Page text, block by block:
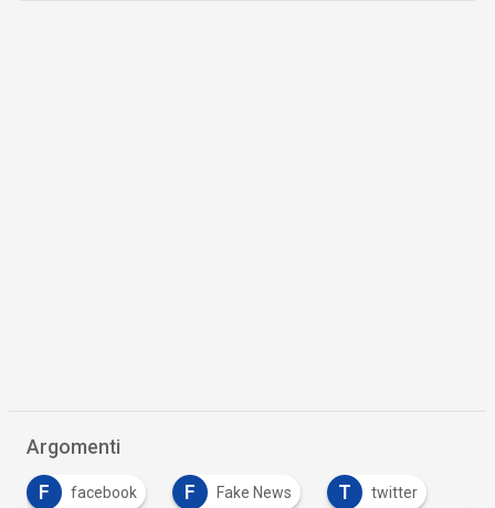
Argomenti
F facebook F Fake News T twitter